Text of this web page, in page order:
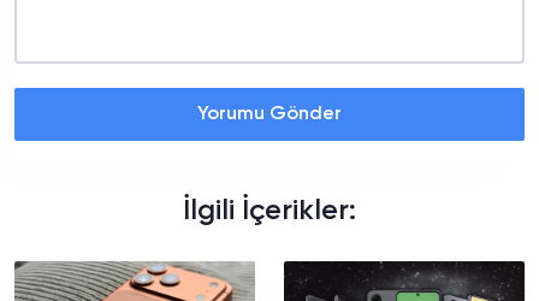
Yorumu Gönder
İlgili İçerikler: